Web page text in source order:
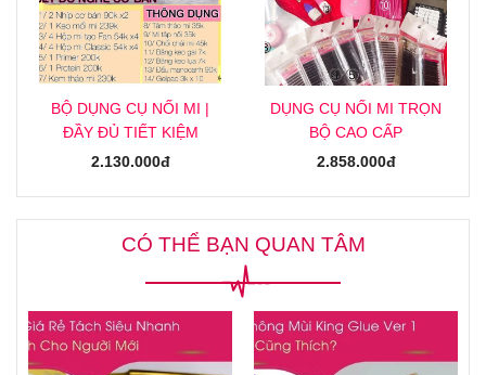
BỘ DỤNG CỤ NỐI MI |
ĐẦY ĐỦ TIẾT KIỆM
2.130.000đ
DỤNG CỤ NỐI MI TRỌN
BỘ CAO CẤP
2.858.000đ
CÓ THỂ BẠN QUAN TÂM